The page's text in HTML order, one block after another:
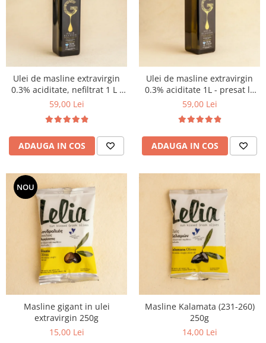
CREME ȘI PASTE TARTINABILE
CEAIURI GRECEȘTI
CIOCOLATĂ ȘI CACAO
HEALTHY SNACKS
SUPERALIMENTE
PRODUSE ECO / ORGANICE
COSMETICE
REMEDII NATURISTE
TOATE PRODUSELE
Ulei de masline extravirgin
0.3% aciditate, nefiltrat 1 L -
presat la rece
59,00 Lei
ADAUGA IN COS
Ulei de masline extravirgin
0.3% aciditate 1L - presat la
rece
59,00 Lei
ADAUGA IN COS
NOU
Masline gigant in ulei
extravirgin 250g
15,00 Lei
Masline Kalamata (231-260)
250g
14,00 Lei